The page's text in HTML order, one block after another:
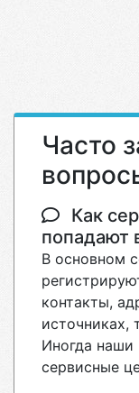
Часто
Как
попадают
В основном
контакты,
источниках,
Иногда
сервисные